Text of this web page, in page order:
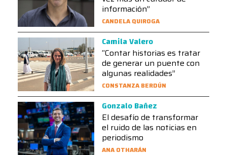
información”
CANDELA QUIROGA
Camila Valero
“Contar historias es tratar
de generar un puente con
algunas realidades”
CONSTANZA BERDÚN
Gonzalo Bañez
El desafío de transformar
el ruido de las noticias en
periodismo
ANA OTHARÁN